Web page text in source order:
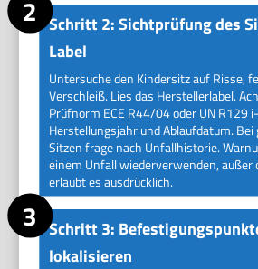
Schritt 2: Sichtprüfung des
Label
Untersuche den Kindersitz auf Risse,
Verschleiß. Lies das Herstellerlabel.
Prüfnorm ECE R44/04 oder UN R129
Herstellungsjahr und Ablaufdatum. Bei
Sitzen frage nach Unfallhistorie.
einem Unfall wiederverwenden, außer
erlaubt es ausdrücklich.
Schritt 3:
lokalisieren